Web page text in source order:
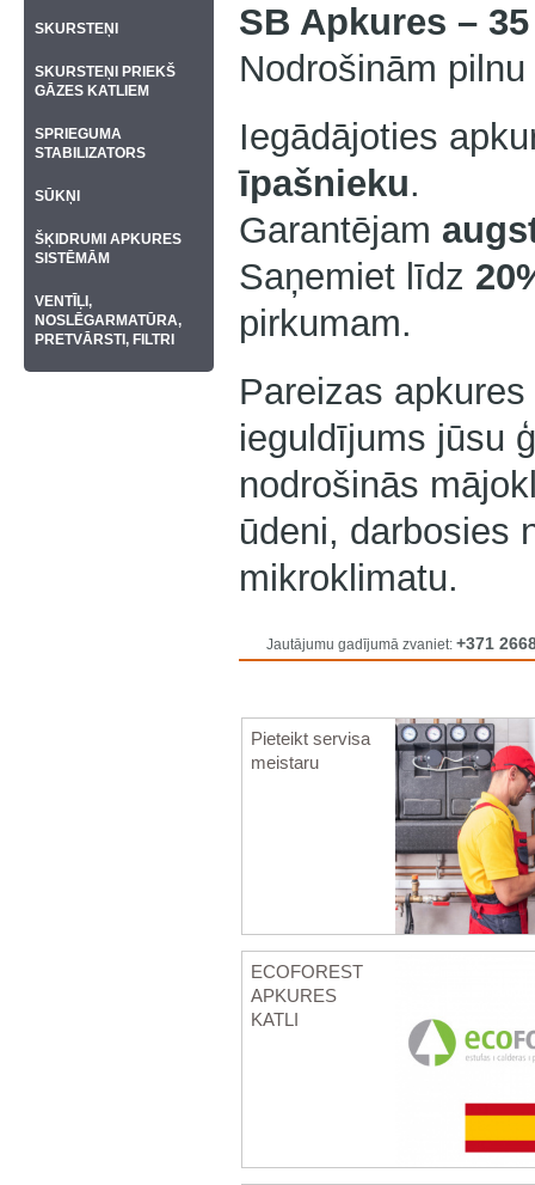
SB Apkures –
Nodrošinām
Iegādājoties
īpašnieku.
Garantējam
Saņemiet līdz
pirkumam.
Pareizas
ieguldījums jūsu
nodrošinās
ūdeni, darbosies
mikroklimatu.
Jautājumu gadījumā zvaniet: +371
Pieteikt servisa
meistaru
ECOFOREST
APKURES
KATLI
SKURSTEŅI
SKURSTEŅI PRIEKŠ
GĀZES KATLIEM
SPRIEGUMA
STABILIZATORS
SŪKŅI
ŠĶIDRUMI APKURES
SISTĒMĀM
VENTĪĻI,
NOSLĒGARMATŪRA,
PRETVĀRSTI, FILTRI